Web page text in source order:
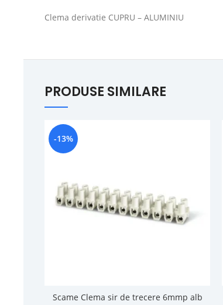
Clema derivatie CUPRU – ALUMINIU
PRODUSE SIMILARE
-13%
Scame Clema sir de trecere 6mmp alb